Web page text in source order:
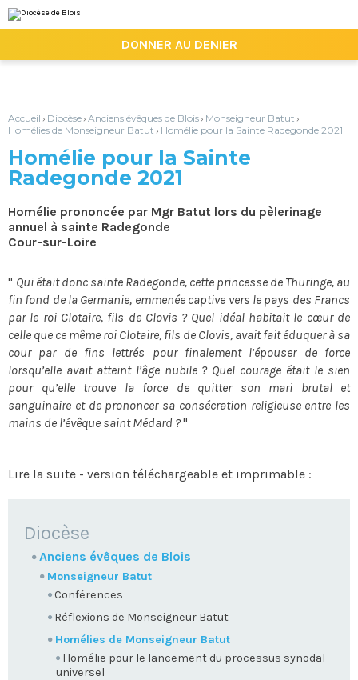
au
contenu.
la
personnels
DONNER AU DENIER
Accueil › Diocèse› Anciens évêques de Blois› Monseigneur Batut ›
Homélies de Monseigneur Batut › Homélie pour la Sainte Radegonde 2021
Homélie pour la Sainte
Radegonde 2021
Homélie prononcée par Mgr Batut lors du pèlerinage
annuel à sainte Radegonde
Cour-sur-Loire
" Qui était donc sainte Radegonde, cette princesse de Thuringe, au
fin fond de la Germanie, emmenée captive vers le pays des Francs
par le roi Clotaire, fils de Clovis ? Quel idéal habitait le cœur de
celle que ce même roi Clotaire, fils de Clovis, avait fait éduquer à sa
cour par de fins lettrés pour finalement l’épouser de force
lorsqu’elle avait atteint l’âge nubile ? Quel courage était le sien
pour qu’elle trouve la force de quitter son mari brutal et
sanguinaire et de prononcer sa consécration religieuse entre les
mains de l’évêque saint Médard ?"
Lire la suite - version téléchargeable et imprimable :
NAVIGATION
Diocèse
Anciens évêques de Blois
Monseigneur Batut
Conférences
Réflexions de Monseigneur Batut
Homélies de Monseigneur Batut
Homélie pour le lancement du processus synodal
universel